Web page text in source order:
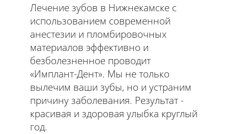
Лечение зубов в Нижнекамске с
использованием современной
анестезии и пломбировочных
материалов эффективно и
безболезненное проводит
«Имплант-Дент». Мы не только
вылечим ваши зубы, но и устраним
причину заболевания. Результат -
красивая и здоровая улыбка круглый
год.